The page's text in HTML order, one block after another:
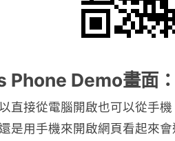
Demo畫面：
直接從電腦開啟也可以從手
是用手機來開啟網頁看起來